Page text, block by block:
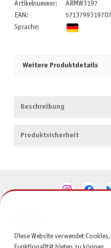
Artikelnummer:
ARMW3197
EAN:
5713799319707
Sprache:
Weitere Produktdetails
Beschreibung
Produktsicherheit
SERVICE
Diese Website verwendet